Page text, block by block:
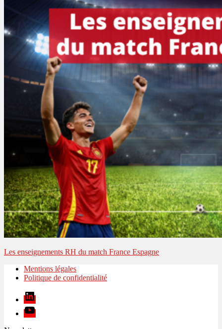
Les enseignements RH du match France Espagne
Mentions légales
Politique de confidentialité
Linkedin
Youtube